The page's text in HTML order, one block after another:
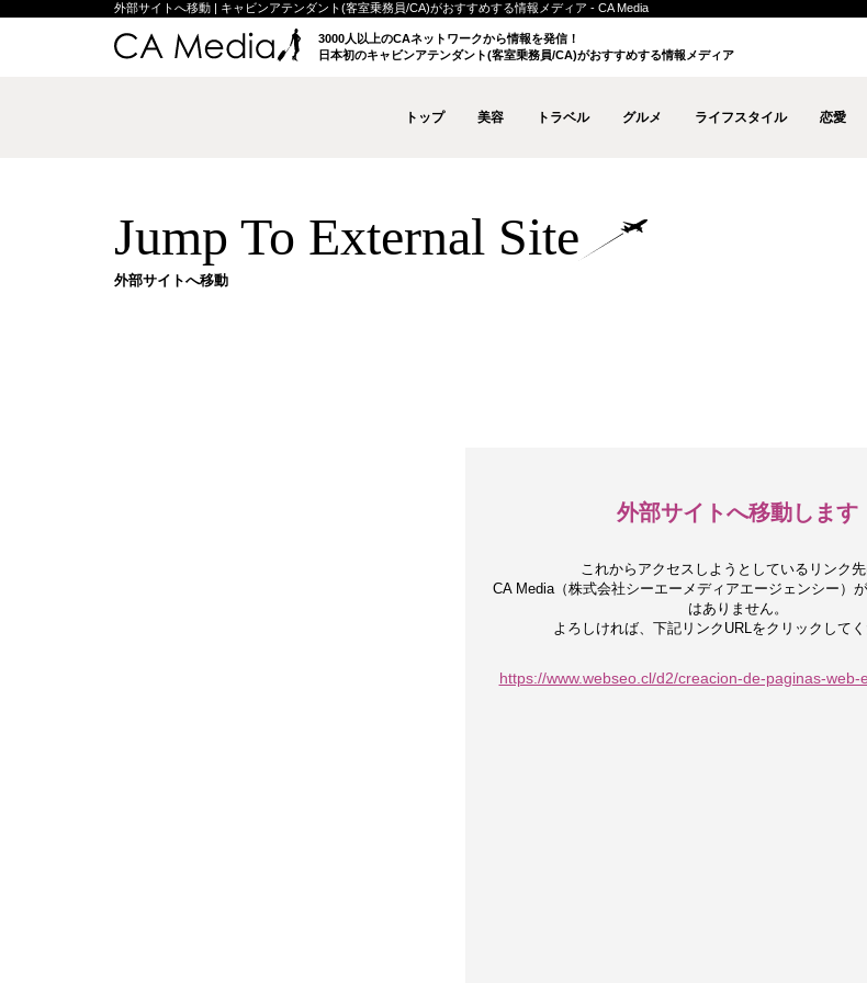
外部サイトへ移動 | キャビンアテンダント(客室乗務員/CA)がおすすめする情報メディア - CA Media
3000人以上のCAネットワークから情報を発信！
日本初のキャビンアテンダント(客室乗務員/CA)がおすすめする情報メディア
トップ 美容 トラベル グルメ ライフスタイル 恋愛
Jump To External Site
外部サイトへ移動
外部サイトへ移動します
これからアクセスしようとしているリンク先
CA Media（株式会社シーエーメディアエージェンシー）
はありません。
よろしければ、下記リンクURLをクリックしてく
https://www.webseo.cl/d2/creacion-de-paginas-web-